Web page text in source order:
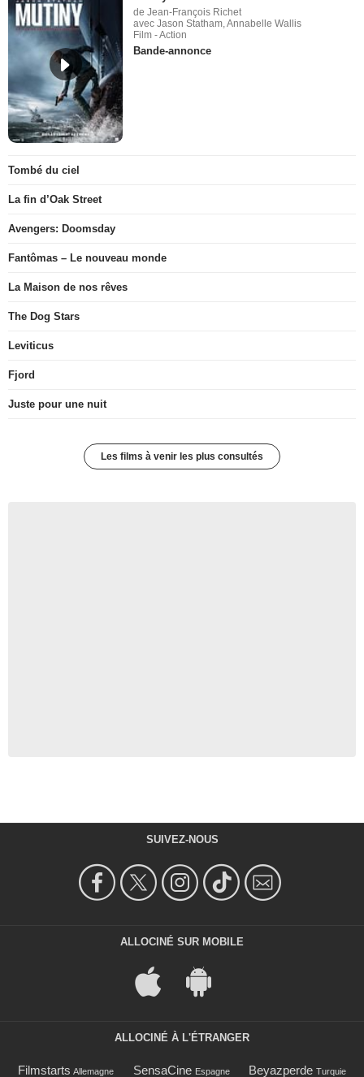
de Jean-François Richet
avec Jason Statham, Annabelle Wallis
Film - Action
Bande-annonce
Tombé du ciel
La fin d’Oak Street
Avengers: Doomsday
Fantômas – Le nouveau monde
La Maison de nos rêves
The Dog Stars
Leviticus
Fjord
Juste pour une nuit
Les films à venir les plus consultés
SUIVEZ-NOUS
ALLOCINÉ SUR MOBILE
ALLOCINÉ À L'ÉTRANGER
Filmstarts Allemagne SensaCine Espagne Beyazperde Turquie